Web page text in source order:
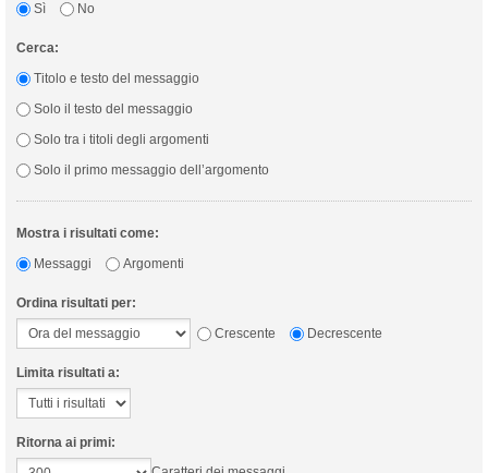
Sì
No
Cerca:
Titolo e testo del messaggio
Solo il testo del messaggio
Solo tra i titoli degli argomenti
Solo il primo messaggio dell’argomento
Mostra i risultati come:
Messaggi
Argomenti
Ordina risultati per:
Crescente
Decrescente
Limita risultati a:
Ritorna ai primi: